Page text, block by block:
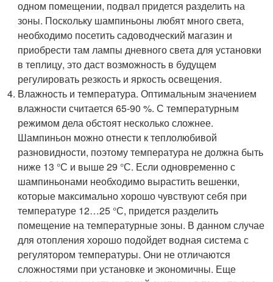
одном помещении, подвал придется разделить на
зоны. Поскольку шампиньоны любят много света,
необходимо посетить садоводческий магазин и
приобрести там лампы дневного света для установки
в теплицу, это даст возможность в будущем
регулировать резкость и яркость освещения.
Влажность и температура. Оптимальным значением
влажности считается 65-90 %. С температурным
режимом дела обстоят несколько сложнее.
Шампиньон можно отнести к теплолюбивой
разновидности, поэтому температура не должна быть
ниже 13 °С и выше 29 °С. Если одновременно с
шампиньонами необходимо вырастить вешенки,
которые максимально хорошо чувствуют себя при
температуре 12…25 °С, придется разделить
помещение на температурные зоны. В данном случае
для отопления хорошо подойдет водная система с
регулятором температуры. Они не отличаются
сложностями при установке и экономичны. Еще